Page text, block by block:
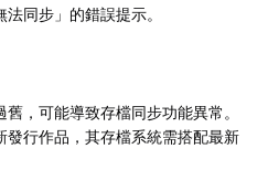
同步」的錯誤提示。
，可能導致存檔同步功能異常。
發行作品，其存檔系統需搭配最新